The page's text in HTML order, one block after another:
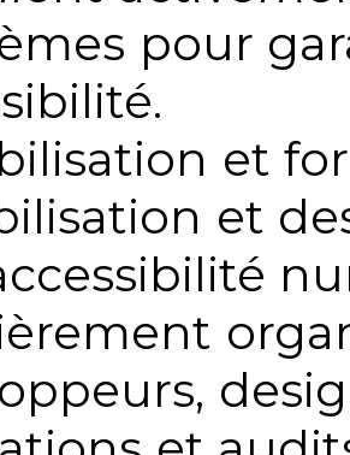
pour
et
et